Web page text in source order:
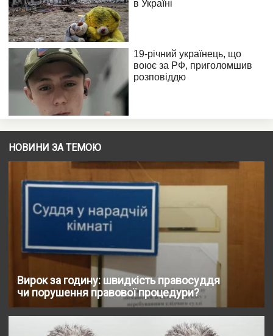
НОВИНИ ЗА ТЕМОЮ
Вирок за годину: швидкість правосуддя
чи порушення правової процедури?